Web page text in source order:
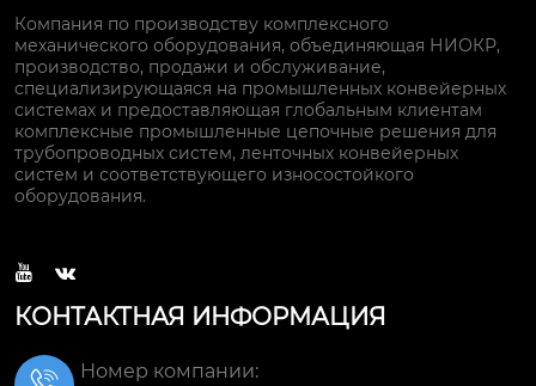
Компания по производству комплексного
механического оборудования, объединяющая НИОКР,
производство, продажи и обслуживание,
специализирующаяся на промышленных конвейерных
системах и предоставляющая глобальным клиентам
комплексные промышленные цепочные решения для
трубопроводных систем, ленточных конвейерных
систем и соответствующего износостойкого
оборудования.
 
КОНТАКТНАЯ ИНФОРМАЦИЯ
Номер компании: